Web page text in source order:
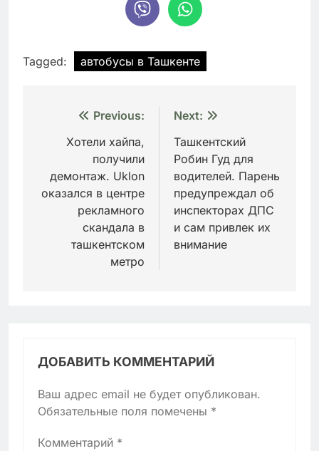
Tagged: автобусы в Ташкенте
Навигация
записям
Previous:
Хотели хайпа,
получили
демонтаж. Uklon
оказался в центре
рекламного
скандала в
ташкентском
метро
Next:
Ташкентский
Робин Гуд для
водителей. Парень
предупреждал об
инспекторах ДПС
и сам привлек их
внимание
ДОБАВИТЬ КОММЕНТАРИЙ
Ваш адрес email не будет опубликован.
Обязательные поля помечены *
Комментарий *